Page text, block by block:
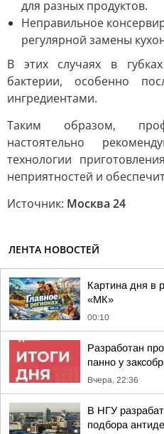
для разных продуктов.
Неправильное
регулярной замены
В этих случаях в
бактерии, особенно
ингредиентами.
Таким образом,
настоятельно
технологии
неприятностей и
Источник: Москва 24
ЛЕНТА НОВОСТЕЙ
Картина дня в
«МК»
00:10
Разработан
панно у
Вчера, 22:36
В НГУ
подбора